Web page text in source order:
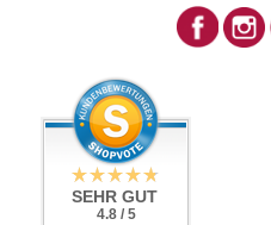
SEHR GUT
4.8 / 5